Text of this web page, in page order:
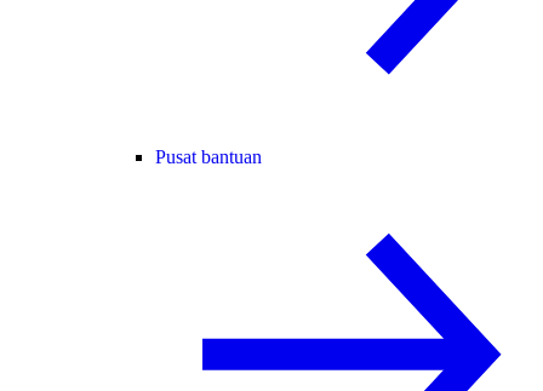
Pusat bantuan